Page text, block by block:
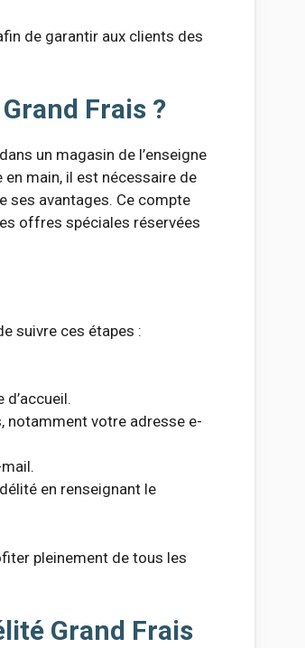
de garantir aux clients des
Frais ?
un magasin de l’enseigne
en main, il est nécessaire de
ses avantages. Ce compte
offres spéciales réservées
suivre ces étapes :
notamment votre adresse e-
en renseignant le
pleinement de tous les
Grand Frais